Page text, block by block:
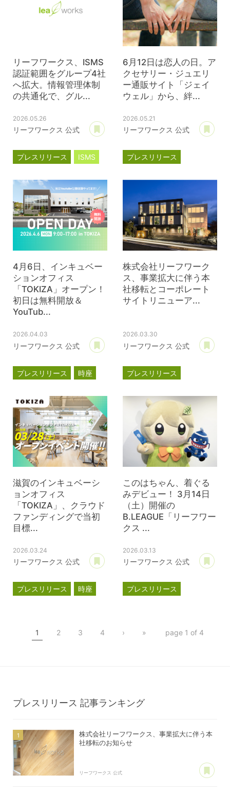
リーフワークス、ISMS
認証範囲をグループ4社
へ拡大。情報管理体制
の共通化で、グル...
2026.05.26
リーフワークス 公式
あとで読む
プレスリリース ISMS
6月12日は恋人の日。ア
クセサリー・ジュエリ
ー通販サイト「ジェイ
ウェル」から、絆...
2026.05.21
リーフワークス 公式
プレスリリース
4月6日、インキュベー
ションオフィス
「TOKIZA」オープン！
初日は無料開放＆
YouTub...
2026.04.03
リーフワークス 公式
あとで読む
プレスリリース
時座
インキュベーション
株式会社リーフワーク
ス、事業拡大に伴う本
社移転とコーポレート
サイトリニューア...
2026.03.30
リーフワークス 公式
プレスリリース
滋賀のインキュベーシ
ョンオフィス
「TOKIZA」、クラウド
ファンディングで当初
目標...
2026.03.24
リーフワークス 公式
あとで読む
プレスリリース
時座
クラウドファンディング
このはちゃん、着ぐる
みデビュー！ 3月14日
（土）開催の
B.LEAGUE「リーフワー
クス ...
2026.03.13
リーフワークス 公式
プレスリリース
1
2 3 4 › » page 1 of 4
プレスリリース 記事ランキング
株式会社リーフワークス、事業拡大に伴う本
社移転のお知らせ
リーフワークス 公式